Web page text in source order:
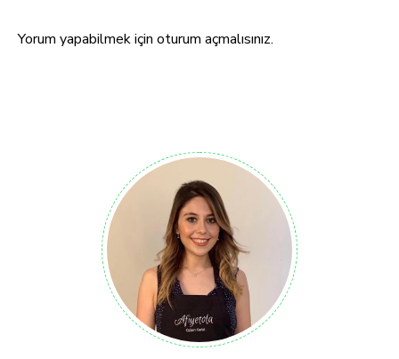
Yorum yapabilmek için oturum açmalısınız.